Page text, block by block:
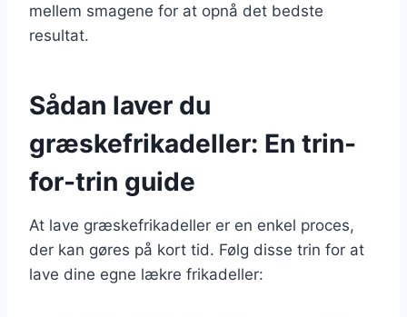
mellem smagene for at opnå det bedste
resultat.
Sådan laver du
græskefrikadeller: En trin-
for-trin guide
At lave græskefrikadeller er en enkel proces,
der kan gøres på kort tid. Følg disse trin for at
lave dine egne lækre frikadeller: